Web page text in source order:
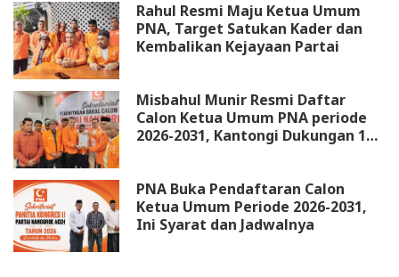
Rahul Resmi Maju Ketua Umum
PNA, Target Satukan Kader dan
Kembalikan Kejayaan Partai
Misbahul Munir Resmi Daftar
Calon Ketua Umum PNA periode
2026-2031, Kantongi Dukungan 18
PNA Buka Pendaftaran Calon
Ketua Umum Periode 2026-2031,
Ini Syarat dan Jadwalnya